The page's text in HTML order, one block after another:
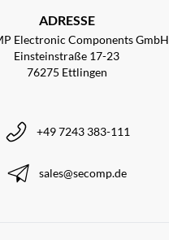
ADRESSE
Electronic Components GmbH
Einsteinstraße 17-23
76275 Ettlingen
+49 7243 383-111
sales@secomp.de